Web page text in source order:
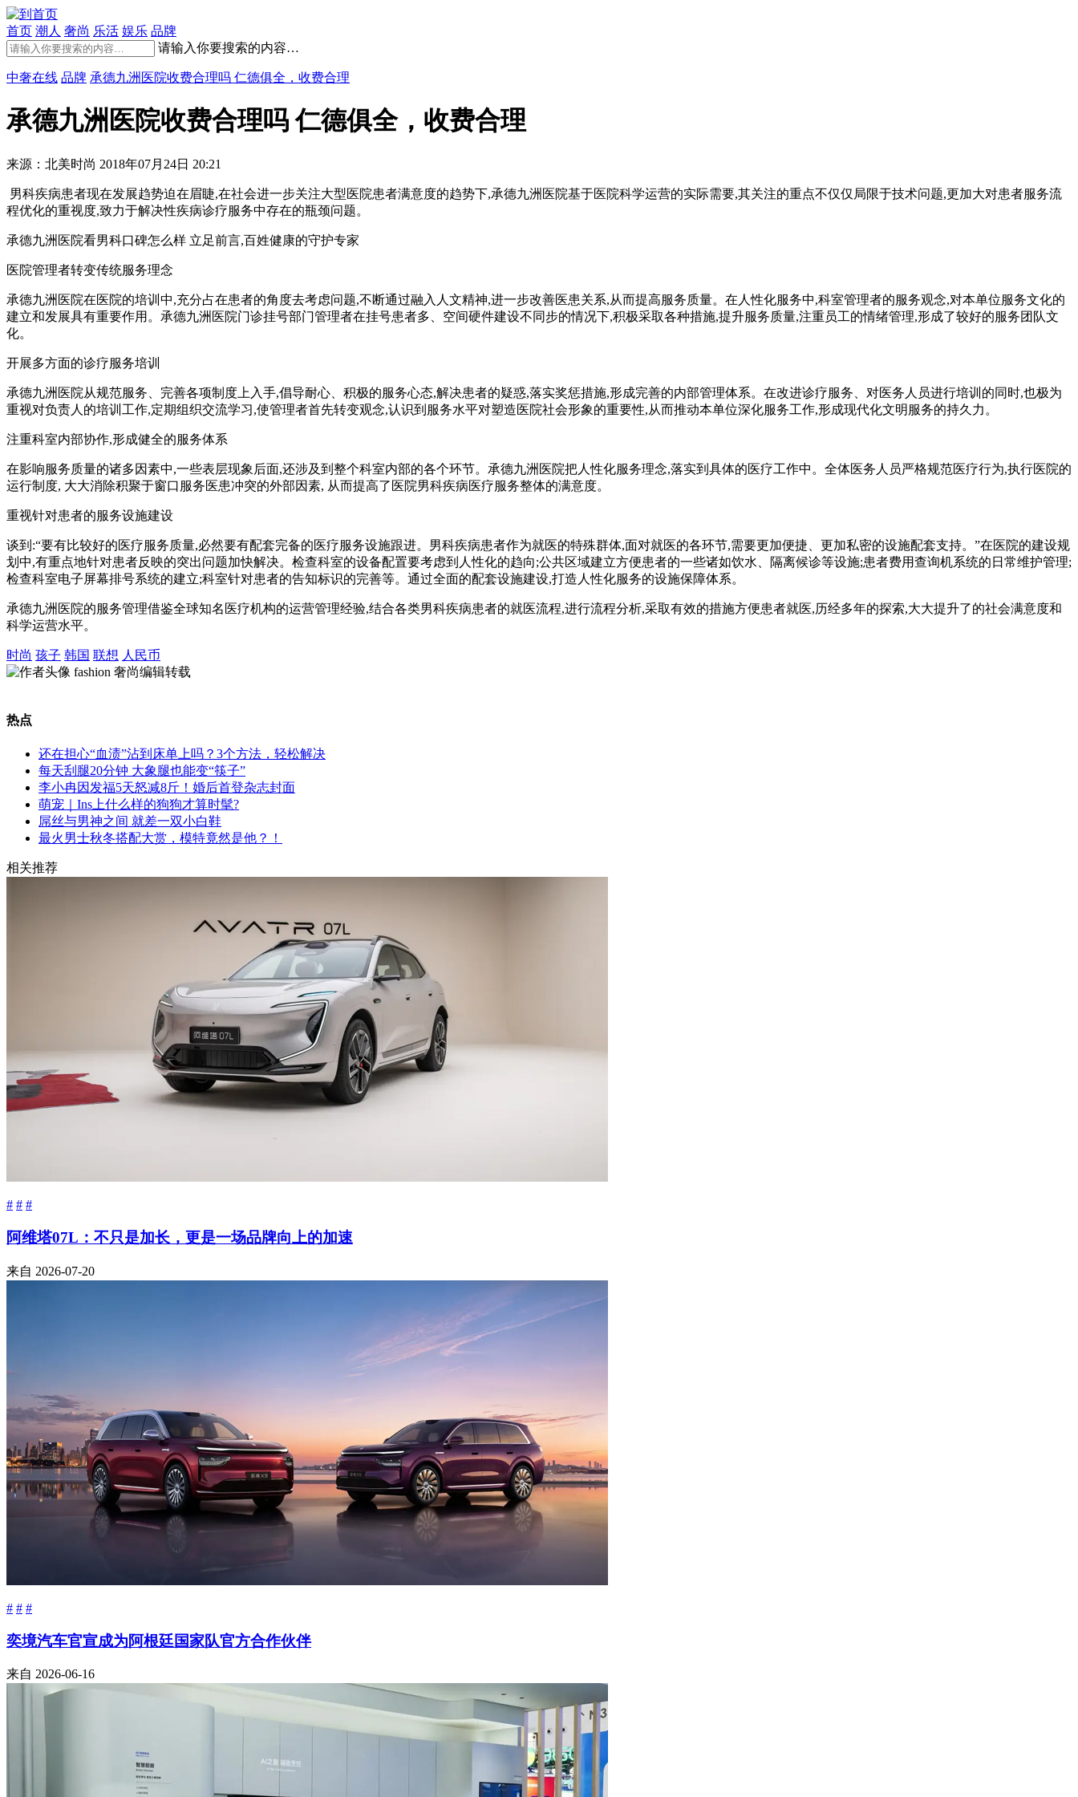
首页 潮人 奢尚 乐活 娱乐 品牌
请输入你要搜索的内容…
中奢在线 品牌 承德九洲医院收费合理吗 仁德俱全，收费合理
承德九洲医院收费合理吗 仁德俱全，收费合理
来源：北美时尚 2018年07月24日 20:21
男科疾病患者现在发展趋势迫在眉睫,在社会进一步关注大型医院患者满意度的趋势下,承德九洲医院基于医院科学运营的实际需要,其关注的重点不仅仅局限于技术问题,更加大对患者服务流
程优化的重视度,致力于解决性疾病诊疗服务中存在的瓶颈问题。
承德九洲医院看男科口碑怎么样 立足前言,百姓健康的守护专家
医院管理者转变传统服务理念
承德九洲医院在医院的培训中,充分占在患者的角度去考虑问题,不断通过融入人文精神,进一步改善医患关系,从而提高服务质量。在人性化服务中,科室管理者的服务观念,对本单位服务文化的
建立和发展具有重要作用。承德九洲医院门诊挂号部门管理者在挂号患者多、空间硬件建设不同步的情况下,积极采取各种措施,提升服务质量,注重员工的情绪管理,形成了较好的服务团队文
化。
开展多方面的诊疗服务培训
承德九洲医院从规范服务、完善各项制度上入手,倡导耐心、积极的服务心态,解决患者的疑惑,落实奖惩措施,形成完善的内部管理体系。在改进诊疗服务、对医务人员进行培训的同时,也极为
重视对负责人的培训工作,定期组织交流学习,使管理者首先转变观念,认识到服务水平对塑造医院社会形象的重要性,从而推动本单位深化服务工作,形成现代化文明服务的持久力。
注重科室内部协作,形成健全的服务体系
在影响服务质量的诸多因素中,一些表层现象后面,还涉及到整个科室内部的各个环节。承德九洲医院把人性化服务理念,落实到具体的医疗工作中。全体医务人员严格规范医疗行为,执行医院的
运行制度, 大大消除积聚于窗口服务医患冲突的外部因素, 从而提高了医院男科疾病医疗服务整体的满意度。
重视针对患者的服务设施建设
谈到:“要有比较好的医疗服务质量,必然要有配套完备的医疗服务设施跟进。男科疾病患者作为就医的特殊群体,面对就医的各环节,需要更加便捷、更加私密的设施配套支持。”在医院的建设规
划中,有重点地针对患者反映的突出问题加快解决。检查科室的设备配置要考虑到人性化的趋向;公共区域建立方便患者的一些诸如饮水、隔离候诊等设施;患者费用查询机系统的日常维护管理;
检查科室电子屏幕排号系统的建立;科室针对患者的告知标识的完善等。通过全面的配套设施建设,打造人性化服务的设施保障体系。
承德九洲医院的服务管理借鉴全球知名医疗机构的运营管理经验,结合各类男科疾病患者的就医流程,进行流程分析,采取有效的措施方便患者就医,历经多年的探索,大大提升了的社会满意度和
科学运营水平。
时尚 孩子 韩国 联想 人民币
fashion 奢尚编辑转载
热点
还在担心“血渍”沾到床单上吗？3个方法，轻松解决
每天刮腿20分钟 大象腿也能变“筷子”
李小冉因发福5天怒减8斤！婚后首登杂志封面
萌宠｜Ins上什么样的狗狗才算时髦?
屌丝与男神之间 就差一双小白鞋
最火男士秋冬搭配大赏，模特竟然是他？！
相关推荐
# # #
阿维塔07L：不只是加长，更是一场品牌向上的加速
来自 2026-07-20
# # #
奕境汽车官宣成为阿根廷国家队官方合作伙伴
来自 2026-06-16